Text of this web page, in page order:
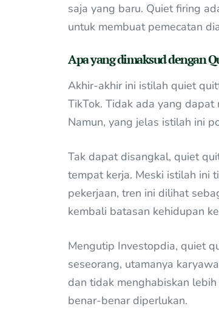
saja yang baru. Quiet firing
untuk membuat pemecatan
Apa yang dimaksud dengan
Akhir-akhir ini istilah quiet
TikTok. Tidak ada yang
Namun, yang jelas istilah ini
Tak dapat disangkal, quiet
tempat kerja. Meski istilah ini
pekerjaan, tren ini dilihat
kembali batasan kehidupan
Mengutip Investopdia, quiet
seseorang, utamanya
dan tidak menghabiskan
benar-benar diperlukan.